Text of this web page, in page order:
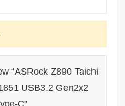
“ASRock Z890 Taichi
USB3.2 Gen2x2